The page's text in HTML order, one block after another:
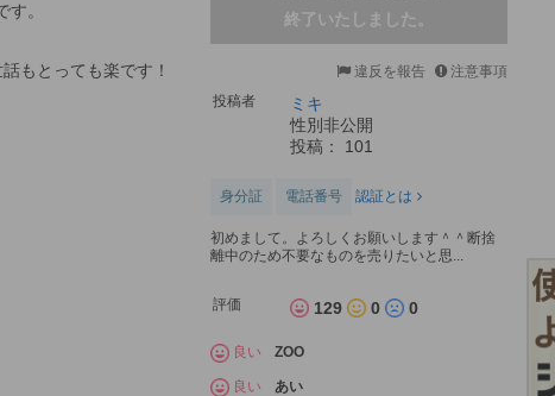
。
もとっても楽です！
終了いたしました。
違反を報告
注意事項
投稿者
ミキ
性別非公開
投稿： 101
身分証 電話番号 認証とは
初めまして。よろしくお願いします＾＾断捨
離中のため不要なものを売りたいと思...
評価 129 0 0
良い ZOO
良い
あい